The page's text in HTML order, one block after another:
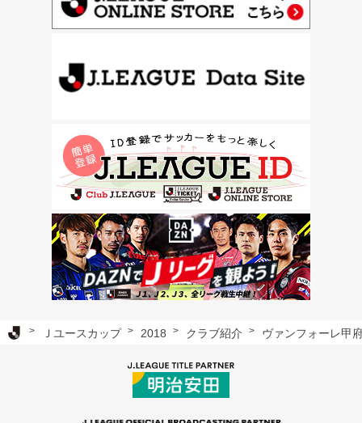
Ｊリーグ TOP
Ｊユースカップ 2018 クラブ紹介 ヴァンフォーレ甲